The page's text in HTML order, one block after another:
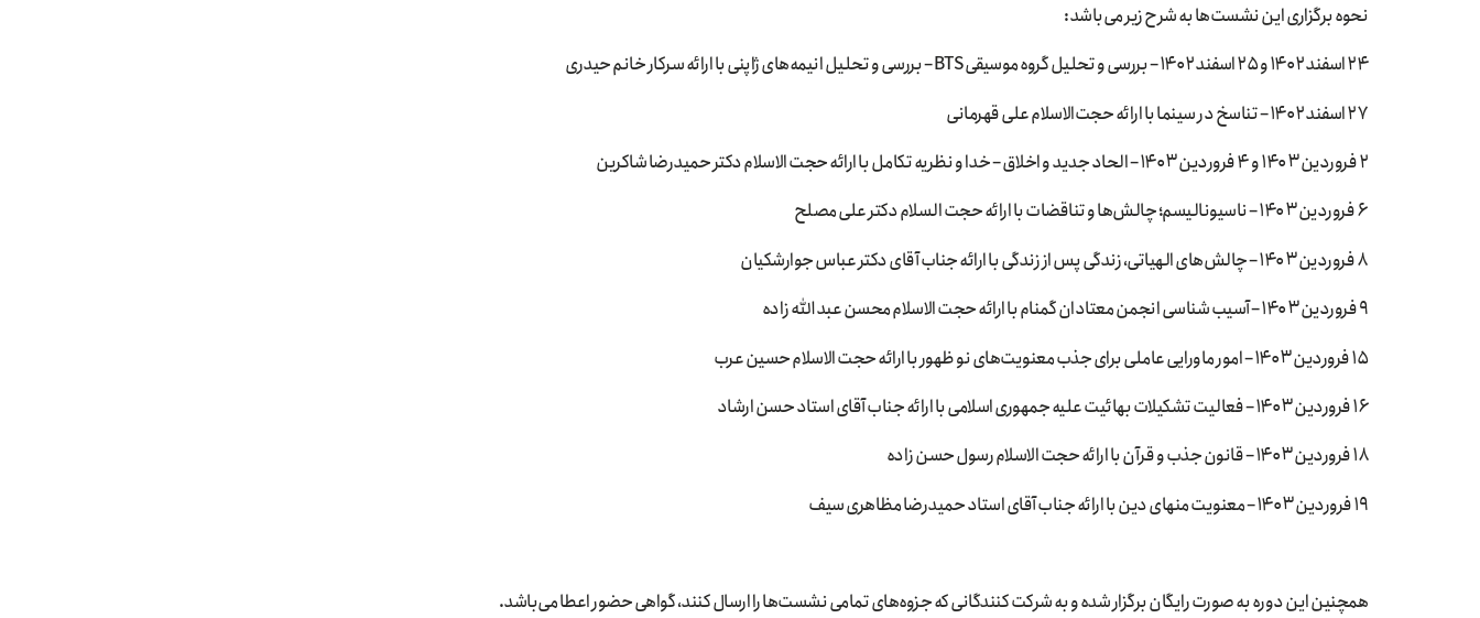
نحوه برگزاری این نشست‌ها به شرح زیر می‌باشد:
۲۴ اسفند ۱۴۰۲ و ۲۵ اسفند ۱۴۰۲ – بررسی و تحلیل گروه موسیقی BTS – بررسی و تحلیل انیمه‌های ژاپنی با ارائه سرکار خانم حیدری
۲۷ اسفند ۱۴۰۲ – تناسخ در سینما با ارائه حجت‌الاسلام علی قهرمانی
۲ فروردین ۱۴۰۳ و ۴ فروردین ۱۴۰۳ – الحاد جدید و اخلاق – خدا و نظریه تکامل با ارائه حجت الاسلام دکتر حمیدرضا شاکرین
۶ فروردین ۱۴۰۳ – ناسیونالیسم؛ چالش‌ها و تناقضات با ارائه حجت السلام دکتر علی مصلح
۸ فروردین ۱۴۰۳ – چالش‌های الهیاتی، زندگی پس از زندگی با ارائه جناب آقای دکتر عباس جوارشکیان
۹ فروردین ۱۴۰۳ – آسیب شناسی انجمن معتادان گمنام با ارائه حجت الاسلام محسن عبدالله زاده
۱۵ فروردین ۱۴۰۳ – امور ماورایی عاملی برای جذب معنویت‌های نو ظهور با ارائه حجت الاسلام حسین عرب
۱۶ فروردین ۱۴۰۳ – فعالیت تشکیلات بهائیت علیه جمهوری اسلامی با ارائه جناب آقای استاد حسن ارشاد
۱۸ فروردین ۱۴۰۳ – قانون جذب و قرآن با ارائه حجت الاسلام رسول حسن زاده
۱۹ فروردین ۱۴۰۳ – معنویت منهای دین با ارائه جناب آقای استاد حمیدرضا مظاهری سیف
همچنین این دوره به صورت رایگان برگزار شده و به شرکت کنندگانی که جزوه‌های تمامی نشست‌ها را ارسال کنند، گواهی حضور اعطا می‌باشد.